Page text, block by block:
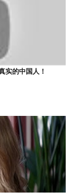
实的中国人！